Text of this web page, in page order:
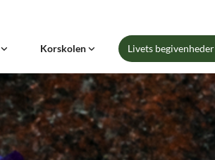
Korskolen Livets begivenheder